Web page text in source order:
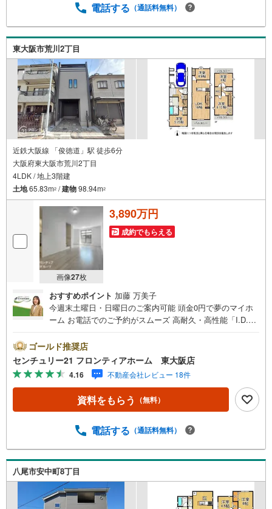
大学附属幼稚園 まで徒歩約6分＜特徴＞・18帖以上の広々
暖房乾燥機がございます！
電話する （通話料無料）
東大阪市荒川2丁目
近鉄大阪線 「俊徳道」駅 徒歩6分
大阪府東大阪市荒川2丁目
4LDK / 地上3階建
土地65.83m2 /建物98.94m2
画像27枚
3,890万円
成約でもらえる
おすすめポイント 加藤 万美子
今週末土曜日・日曜日のご案内可能 頭金0円で夢のマイホ
ーム お電話でのご予約がスムーズ 高耐久・高性能「I.D.S
（480m）・おおさか東線線「JR俊徳道駅」歩6分（480
m）・荒川小学校歩4分（320m）・布施中学校歩4分（320
m） 特徴・高耐久・高性能「I.D.S工法」！最大30年間の保
証（条件付長期保証）システムを採用・ウォークインクロ
ーゼット、ビルトインガレージ 弊社が選ばれる理由 1.お金
の扱い方のプロ、ファイナンシャルプランナーが資金計画
ムあり！3.たくさんの銀行と繋がりがあるため、最も低金
なったお家のリフォームも弊社のリフォームプランナーが
ご提案！5.定期的にご連絡を繋ぎ、有事の際に迅速にサポ
ートいたします弊社は専門家同士が連携をとっているた
め、より多くの知見がございます。お気軽にお問合せくだ
さい！
ゴールド推奨店
センチュリー21 フロンティアホーム 東大阪店
4.16 不動産会社レビュー 18件
資料をもらう （無料）
電話する （通話料無料）
八尾市安中町8丁目